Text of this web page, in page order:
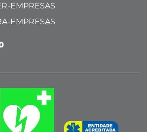
EMPRESAS
EMPRESAS